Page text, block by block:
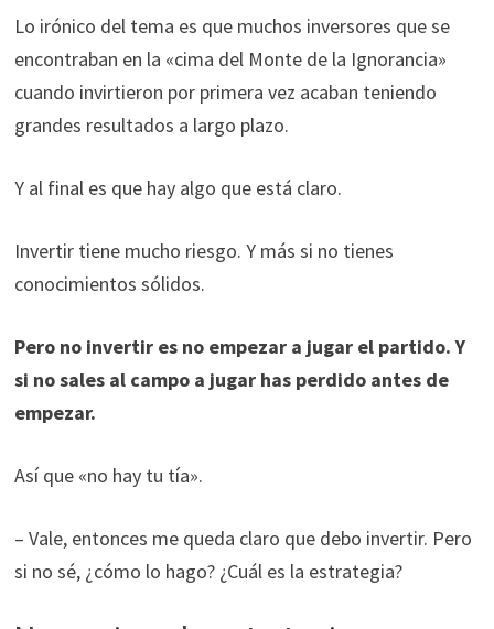
Lo irónico del tema es que muchos inversores que se
encontraban en la «cima del Monte de la Ignorancia»
cuando invirtieron por primera vez acaban teniendo
grandes resultados a largo plazo.
Y al final es que hay algo que está claro.
Invertir tiene mucho riesgo. Y más si no tienes
conocimientos sólidos.
Pero no invertir es no empezar a jugar el partido. Y
si no sales al campo a jugar has perdido antes de
empezar.
Así que «no hay tu tía».
– Vale, entonces me queda claro que debo invertir. Pero
si no sé, ¿cómo lo hago? ¿Cuál es la estrategia?